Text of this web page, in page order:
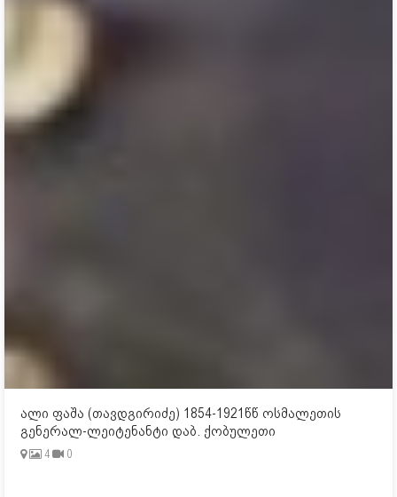
ალი ფაშა (თავდგირიძე) 1854-1921წწ ოსმალეთის
გენერალ-ლეიტენანტი დაბ. ქობულეთი
4 0